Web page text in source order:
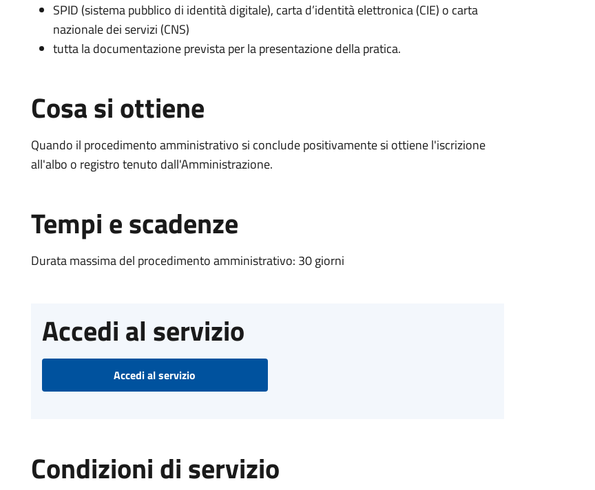
SPID (sistema pubblico di identità digitale), carta d’identità elettronica (CIE) o carta
nazionale dei servizi (CNS)
tutta la documentazione prevista per la presentazione della pratica.
Cosa si ottiene
Quando il procedimento amministrativo si conclude positivamente si ottiene l'iscrizione
all'albo o registro tenuto dall'Amministrazione.
Tempi e scadenze
Durata massima del procedimento amministrativo: 30 giorni
Accedi al servizio
Accedi al servizio
Condizioni di servizio